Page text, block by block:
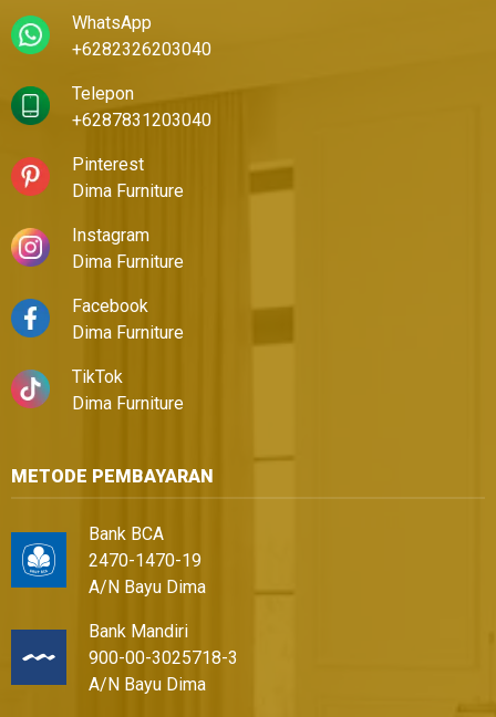
WhatsApp
+6282326203040
Telepon
+6287831203040
Pinterest
Dima Furniture
Instagram
Dima Furniture
Facebook
Dima Furniture
TikTok
Dima Furniture
METODE PEMBAYARAN
Bank BCA
2470-1470-19
A/N Bayu Dima
Bank Mandiri
900-00-3025718-3
A/N Bayu Dima